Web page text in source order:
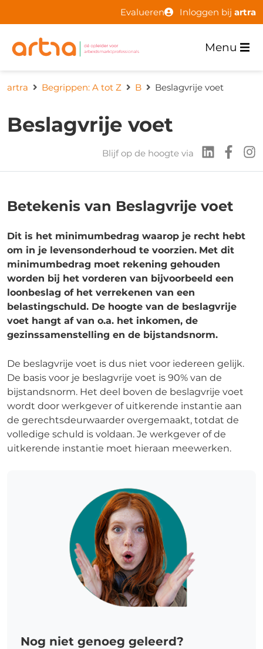
Evalueren Inloggen bij artra
Menu
artra Begrippen: A tot Z B Beslagvrije voet
Beslagvrije voet
Blijf op de hoogte via
Betekenis van Beslagvrije voet
Dit is het minimumbedrag waarop je recht hebt
om in je levensonderhoud te voorzien. Met dit
minimumbedrag moet rekening gehouden
worden bij het vorderen van bijvoorbeeld een
loonbeslag of het verrekenen van een
belastingschuld. De hoogte van de beslagvrije
voet hangt af van o.a. het inkomen, de
gezinssamenstelling en de bijstandsnorm.
De beslagvrije voet is dus niet voor iedereen gelijk.
De basis voor je beslagvrije voet is 90% van de
bijstandsnorm. Het deel boven de beslagvrije voet
wordt door werkgever of uitkerende instantie aan
de gerechtsdeurwaarder overgemaakt, totdat de
volledige schuld is voldaan. Je werkgever of de
uitkerende instantie moet hieraan meewerken.
Nog niet genoeg geleerd?